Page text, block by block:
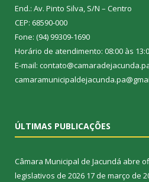
End.: Av. Pinto Silva, S/N – Centro
CEP: 68590-000
Fone: (94) 99309-1690
Horário de atendimento: 08:00 às
E-mail:
ÚLTIMAS PUBLICAÇÕES
Câmara Municipal de Jacundá abre
legislativos de 2026 17 de março de